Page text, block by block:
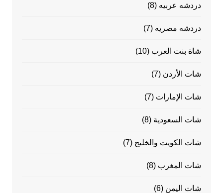
دردشه عربيه (8)
دردشه مصريه (7)
شاة بنت العرب (10)
شات الأردن (7)
شات الإمارات (7)
شات السعودية (8)
شات الكويت والخليج (7)
شات المغرب (8)
شات اليمن (6)